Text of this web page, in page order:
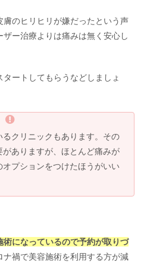
のヒリヒリが嫌だったという声
ー治療よりは痛みは無く安心し
ートしてもらうなどしましょ
クリニックもあります。その
ありますが、ほとんど痛みが
プションをつけたほうがいい
になっているので予約が取りづ
ナ禍で美容施術を利用する方が減